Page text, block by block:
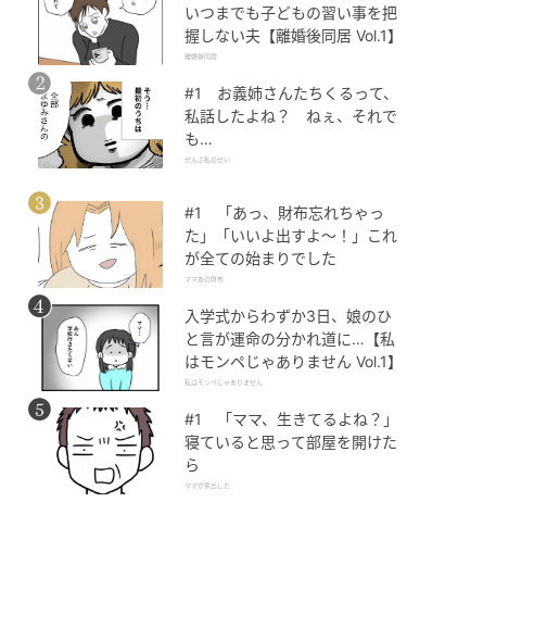
いつまでも子どもの習い事を把
握しない夫【離婚後同居 Vol.1】
離婚後同居
#1 お義姉さんたちくるって、
私話したよね？ ねぇ、それで
も…
ぜんぶ私のせい
#1 「あっ、財布忘れちゃっ
た」「いいよ出すよ〜！」これ
が全ての始まりでした
ママ友の財布
入学式からわずか3日、娘のひ
と言が運命の分かれ道に…【私
はモンペじゃありません Vol.1】
私はモンペじゃありません
#1 「ママ、生きてるよね？」
寝ていると思って部屋を開けた
ら
ママが家出した